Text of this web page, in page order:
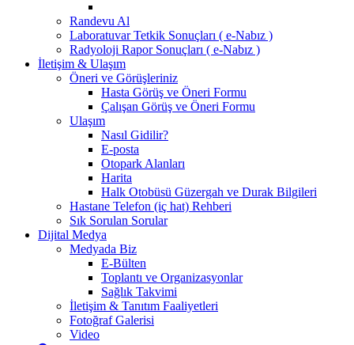
Randevu Al
Laboratuvar Tetkik Sonuçları ( e-Nabız )
Radyoloji Rapor Sonuçları ( e-Nabız )
İletişim & Ulaşım
Öneri ve Görüşleriniz
Hasta Görüş ve Öneri Formu
Çalışan Görüş ve Öneri Formu
Ulaşım
Nasıl Gidilir?
E-posta
Otopark Alanları
Harita
Halk Otobüsü Güzergah ve Durak Bilgileri
Hastane Telefon (iç hat) Rehberi
Sık Sorulan Sorular
Dijital Medya
Medyada Biz
E-Bülten
Toplantı ve Organizasyonlar
Sağlık Takvimi
İletişim & Tanıtım Faaliyetleri
Fotoğraf Galerisi
Video